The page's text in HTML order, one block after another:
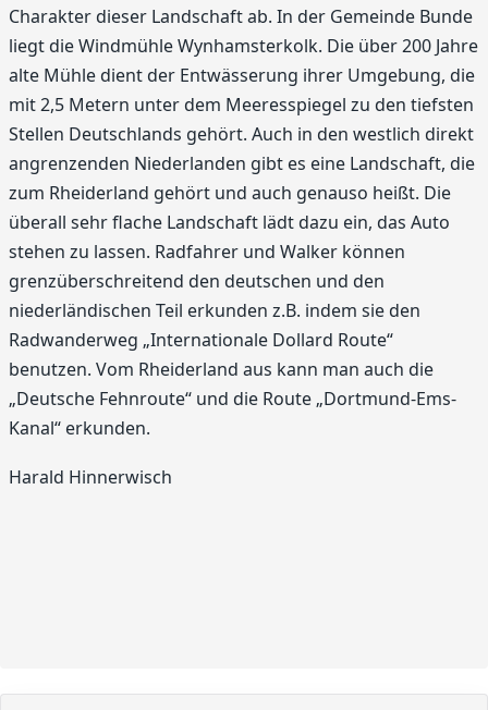
Charakter dieser Landschaft ab. In der Gemeinde Bunde
liegt die Windmühle Wynhamsterkolk. Die über 200 Jahre
alte Mühle dient der Entwässerung ihrer Umgebung, die
mit 2,5 Metern unter dem Meeresspiegel zu den tiefsten
Stellen Deutschlands gehört. Auch in den westlich direkt
angrenzenden Niederlanden gibt es eine Landschaft, die
zum Rheiderland gehört und auch genauso heißt. Die
überall sehr flache Landschaft lädt dazu ein, das Auto
stehen zu lassen. Radfahrer und Walker können
grenzüberschreitend den deutschen und den
niederländischen Teil erkunden z.B. indem sie den
Radwanderweg „Internationale Dollard Route“
benutzen. Vom Rheiderland aus kann man auch die
„Deutsche Fehnroute“ und die Route „Dortmund-Ems-
Kanal“ erkunden.
Harald Hinnerwisch